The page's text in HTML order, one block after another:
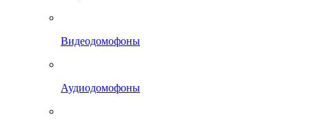
Видеодомофоны
Аудиодомофоны